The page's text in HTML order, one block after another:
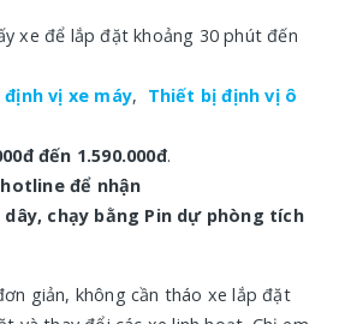
xe để lắp đặt khoảng 30 phút đến
vị xe máy, Thiết bị định vị ô
đến 1.590.000đ.
để nhận
chạy bằng Pin dự phòng tích
giản, không cần tháo xe lắp đặt